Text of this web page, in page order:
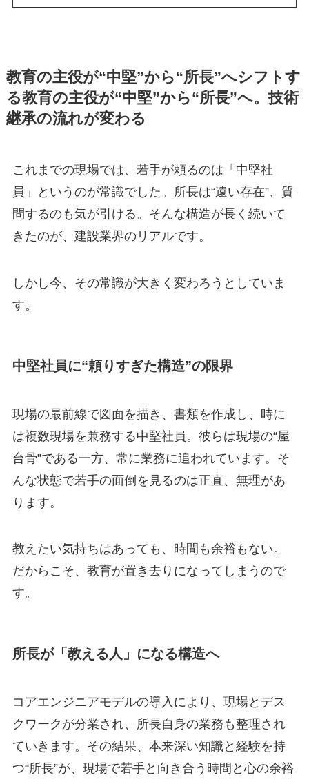
教育の主役が“中堅”から“所長”へシフトす
る教育の主役が“中堅”から“所長”へ。技術
継承の流れが変わる
これまでの現場では、若手が頼るのは「中堅社
員」というのが常識でした。所長は“遠い存在”、質
問するのも気が引ける。そんな構造が長く続いて
きたのが、建設業界のリアルです。
しかし今、その常識が大きく変わろうとしていま
す。
中堅社員に“頼りすぎた構造”の限界
現場の最前線で図面を描き、書類を作成し、時に
は複数現場を兼務する中堅社員。彼らは現場の“屋
台骨”である一方、常に業務に追われています。そ
んな状態で若手の面倒を見るのは正直、無理があ
ります。
教えたい気持ちはあっても、時間も余裕もない。
だからこそ、教育が置き去りになってしまうので
す。
所長が「教える人」になる構造へ
コアエンジニアモデルの導入により、現場とデス
クワークが分業され、所長自身の業務も整理され
ていきます。その結果、本来深い知識と経験を持
つ“所長”が、現場で若手と向き合う時間と心の余裕